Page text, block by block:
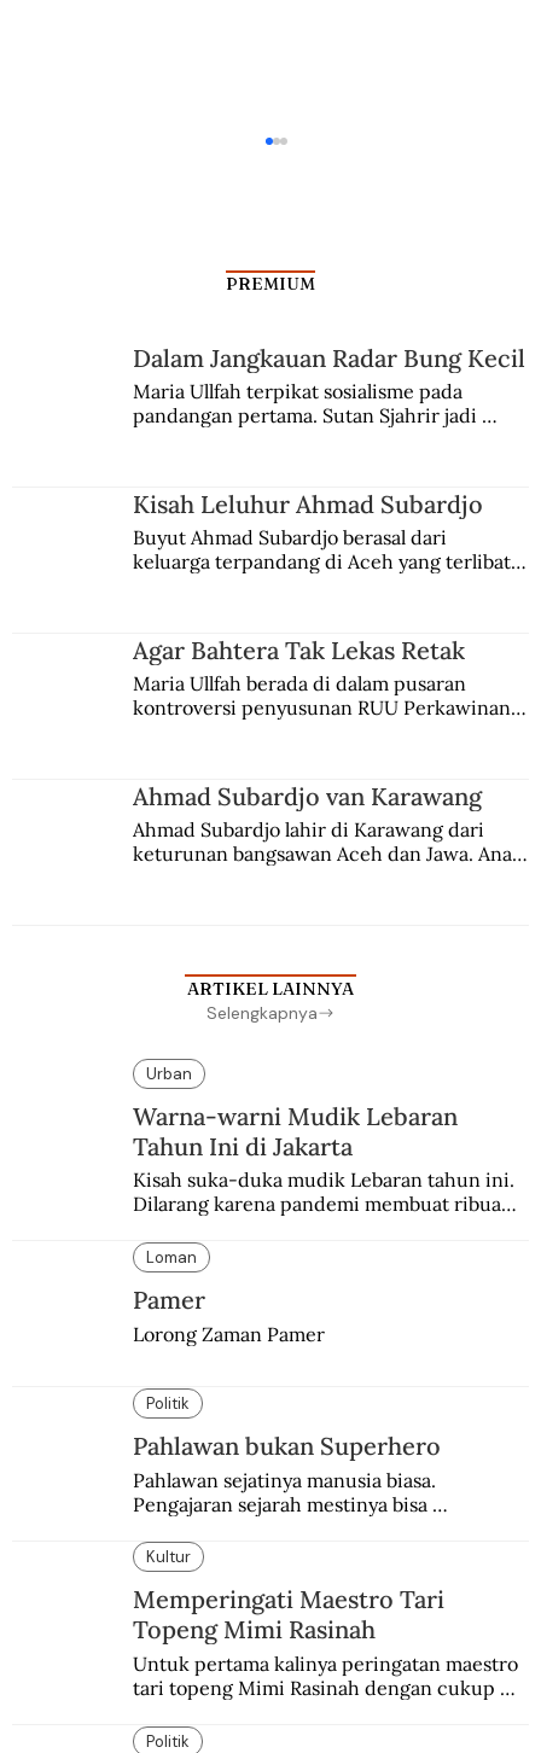
Si Kulit Bundar di Arab Saudi
PREMIUM
Dalam Jangkauan Radar Bung Kecil
Maria Ullfah terpikat sosialisme pada
pandangan pertama. Sutan Sjahrir jadi
Kisah Leluhur Ahmad Subardjo
Buyut Ahmad Subardjo berasal dari
keluarga terpandang di Aceh yang terlibat
Agar Bahtera Tak Lekas Retak
Maria Ullfah berada di dalam pusaran
kontroversi penyusunan RUU Perkawinan.
Ahmad Subardjo van Karawang
Ahmad Subardjo lahir di Karawang dari
keturunan bangsawan Aceh dan Jawa. Anak
ARTIKEL LAINNYA
Selengkapnya
Urban
Warna-warni Mudik Lebaran
Tahun Ini di Jakarta
Kisah suka-duka mudik Lebaran tahun ini.
Dilarang karena pandemi membuat ribuan
kampung lebih awal.
Loman
Pamer
Lorong Zaman Pamer
Politik
Pahlawan bukan Superhero
Pahlawan sejatinya manusia biasa.
Pengajaran sejarah mestinya bisa
Kultur
Memperingati Maestro Tari
Topeng Mimi Rasinah
Untuk pertama kalinya peringatan maestro
tari topeng Mimi Rasinah dengan cukup
internasional.
Politik